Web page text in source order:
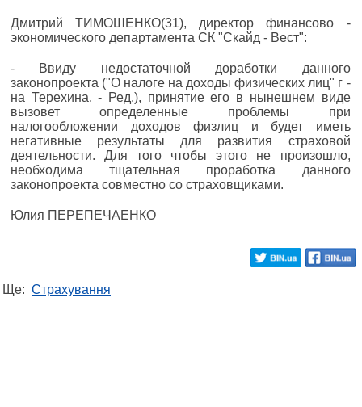
Дмитрий ТИМОШЕНКО(31), директор финансово -
экономического департамента СК "Скайд - Вест":
- Ввиду недостаточной доработки данного
законопроекта ("О налоге на доходы физических лиц" г -
на Терехина. - Ред.), принятие его в нынешнем виде
вызовет определенные проблемы при
налогообложении доходов физлиц и будет иметь
негативные результаты для развития страховой
деятельности. Для того чтобы этого не произошло,
необходима тщательная проработка данного
законопроекта совместно со страховщиками.
Юлия ПЕРЕПЕЧАЕНКО
Ще: Страхування